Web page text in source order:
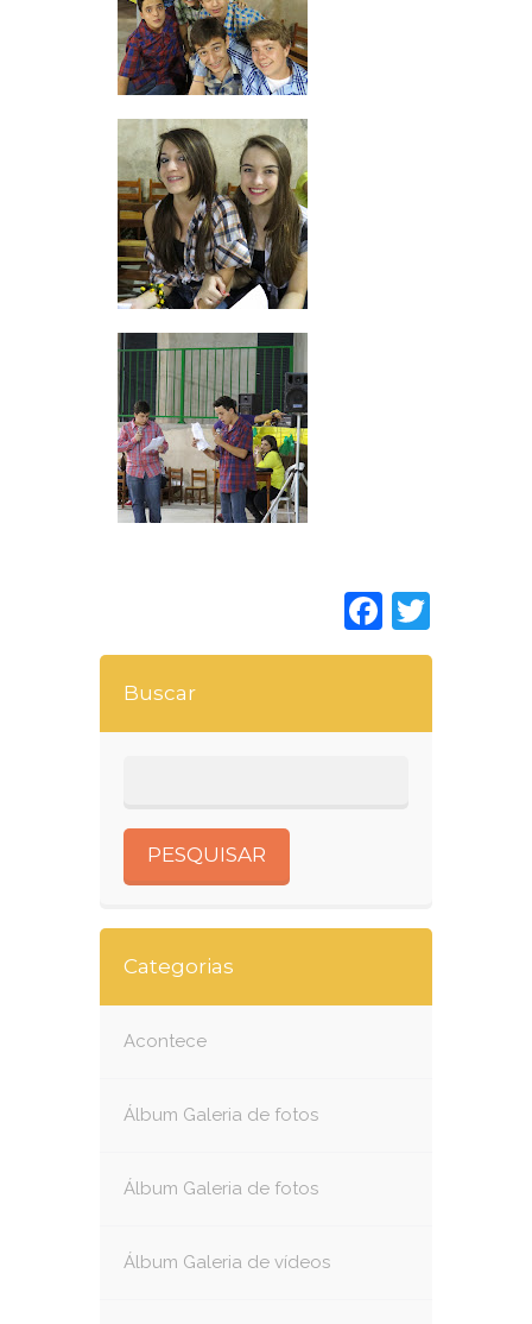
Buscar
Categorias
Acontece
Álbum Galeria de fotos
Álbum Galeria de fotos
Álbum Galeria de vídeos